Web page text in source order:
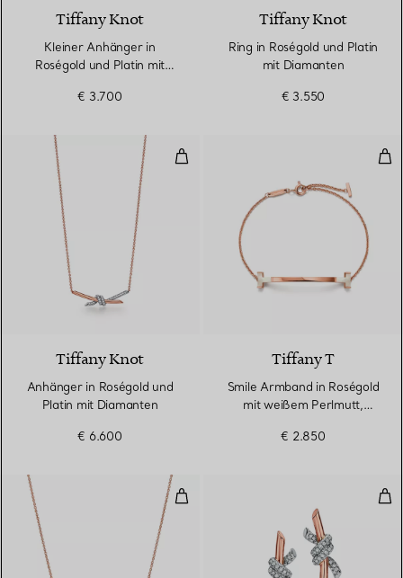
Tiffany Knot
Kleiner Anhänger in
Roségold und Platin mit
€ 3.700
Tiffany Knot
Ring in Roségold und Platin
mit Diamanten
€ 3.550
Anhänger in Roségold und
Tiffany Knot
Anhänger in Roségold und
Platin mit Diamanten
€ 6.600
Tiffany T
Smile Armband in Roségold
mit weißem Perlmutt,
€ 2.850
Smile Anhänger in Roségold